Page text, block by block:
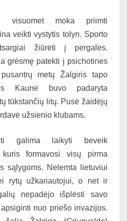
visuomet moka priimti
veikti vystytis tolyn. Sporto
žiūrėti į pergales.
grėsmę patekti į psichotines
metų Žalgiris tapo
Kaune buvo padaryta
tūkstančių litų. Pusė žaidėjų
užsienio klubams.
galima laikyti beveik
formavosi visų pirma
sąlygoms. Nelemta lietuviui
rytų užkariautojui, o net ir
nepadėjo išplėsti savo
nuo priešo invazijos.